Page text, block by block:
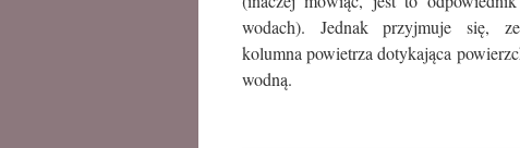
wodach). Jednak przyjmuje się,
kolumna powietrza dotykająca
wodną.